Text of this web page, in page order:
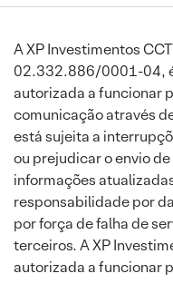
A XP Investimentos
02.332.886/0001-04,
autorizada a funcionar
comunicação através
está sujeita a
ou prejudicar o envio
informações
responsabilidade por
por força de falha de
terceiros. A XP
autorizada a funcionar